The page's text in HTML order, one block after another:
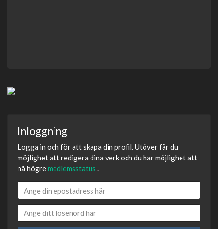
Inloggning
Logga in och för att skapa din profil. Utöver får du
möjlighet att redigera dina verk och du har möjlighet att
nå högremedlemsstatus .